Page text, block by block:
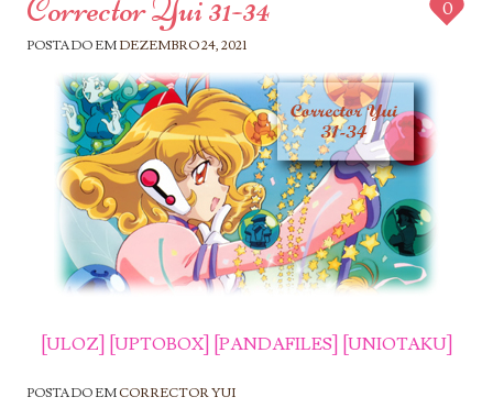
Corrector Yui 31-34
POSTADO EM DEZEMBRO 24, 2021
0
[ULOZ] [UPTOBOX] [PANDAFILES] [UNIOTAKU]
POSTADO EMCORRECTOR YUI